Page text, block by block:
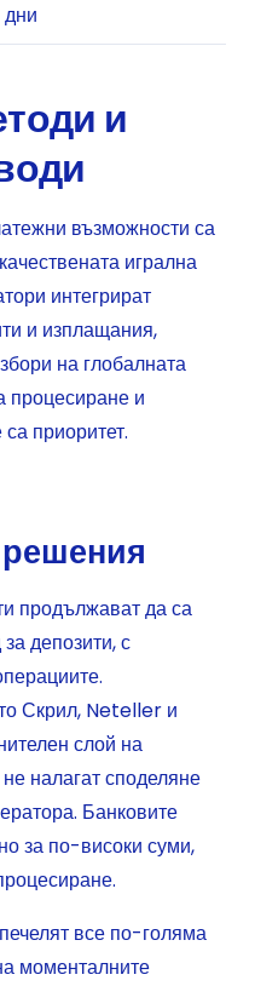
дни
и
възможности са
игрална
интегрират
и изплащания,
на глобалната
процесиране и
приоритет.
продължават да са
депозити, с
Скрил, Neteller и
слой на
налагат споделяне
Банковите
за по-високи суми,
все по-голяма
моменталните